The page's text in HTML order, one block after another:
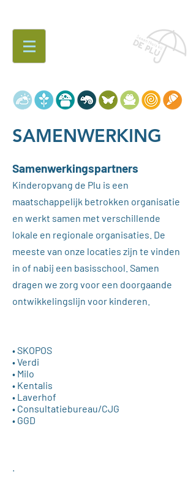
SAMENWERKING
Samenwerkingspartners
Kinderopvang de Plu is een
maatschappelijk betrokken organisatie
en werkt samen met verschillende
lokale en regionale organisaties. De
meeste van onze locaties zijn te vinden
in of nabij een basisschool. Samen
dragen we zorg voor een doorgaande
ontwikkelingslijn voor kinderen.
• SKOPOS
• Verdi
• Milo
• Kentalis
• Laverhof
• Consultatiebureau/CJG
• GGD